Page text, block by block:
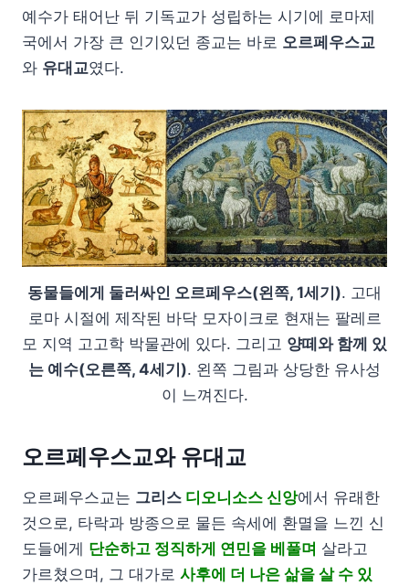
예수가 태어난 뒤 기독교가 성립하는 시기에 로마제
국에서 가장 큰 인기있던 종교는 바로 오르페우스교
와 유대교였다.
동물들에게 둘러싸인 오르페우스(왼쪽, 1세기). 고대
로마 시절에 제작된 바닥 모자이크로 현재는 팔레르
모 지역 고고학 박물관에 있다. 그리고 양떼와 함께 있
는 예수(오른쪽, 4세기). 왼쪽 그림과 상당한 유사성
이 느껴진다.
오르페우스교와 유대교
오르페우스교는 그리스 디오니소스 신앙에서 유래한
것으로, 타락과 방종으로 물든 속세에 환멸을 느낀 신
도들에게 단순하고 정직하게 연민을 베풀며 살라고
가르쳤으며, 그 대가로 사후에 더 나은 삶을 살 수 있